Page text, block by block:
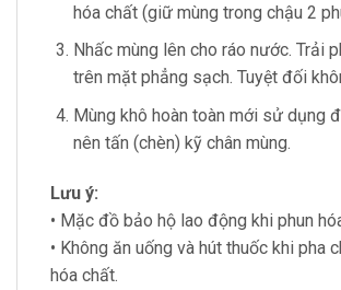
hóa chất (giữ mùng trong chậu 2
Nhấc mùng lên cho ráo nước. Trải
trên mặt phẳng sạch. Tuyệt đối
Mùng khô hoàn toàn mới sử dụng
nên tấn (chèn) kỹ chân mùng.
Lưu ý:
• Mặc đồ bảo hộ lao động khi phun
• Không ăn uống và hút thuốc khi pha
hóa chất.